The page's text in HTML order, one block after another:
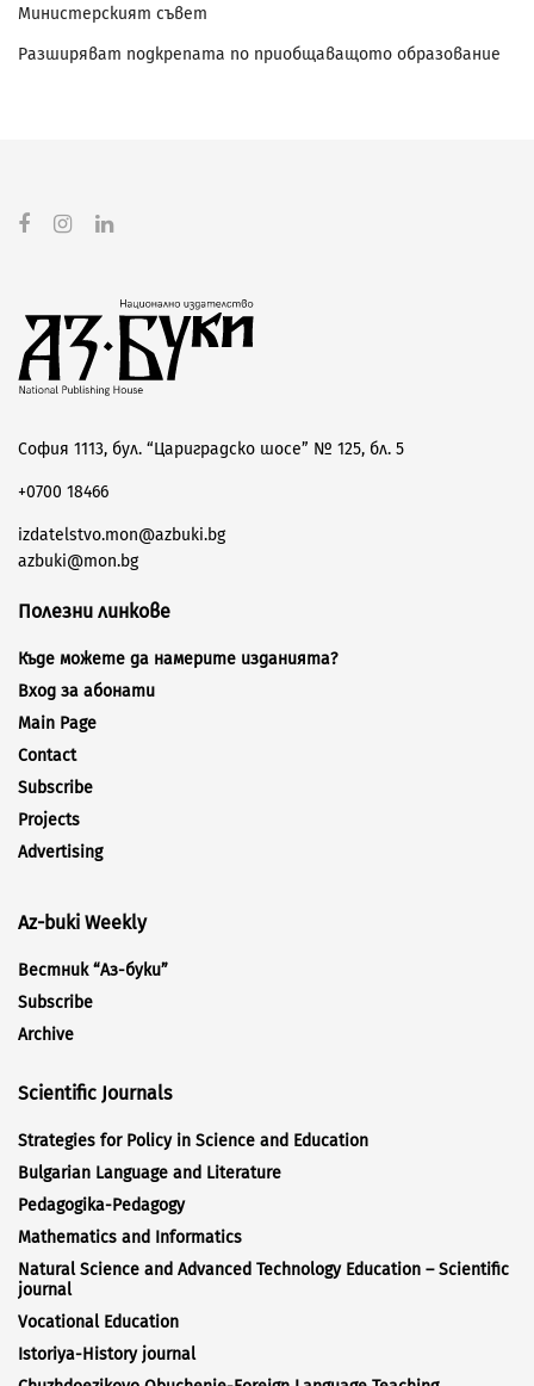
Министерският съвет
Разширяват подкрепата по приобщаващото образование
София 1113, бул. “Цариградско шосе” № 125, бл. 5
+0700 18466
izdatelstvo.mon@azbuki.bg
azbuki@mon.bg
Полезни линкове
Къде можете да намерите изданията?
Вход за абонати
Main Page
Contact
Subscribe
Projects
Advertising
Az-buki Weekly
Вестник “Аз-буки”
Subscribe
Archive
Scientific Journals
Strategies for Policy in Science and Education
Bulgarian Language and Literature
Pedagogika-Pedagogy
Mathematics and Informatics
Natural Science and Advanced Technology Education – Scientific
journal
Vocational Education
Istoriya-History journal